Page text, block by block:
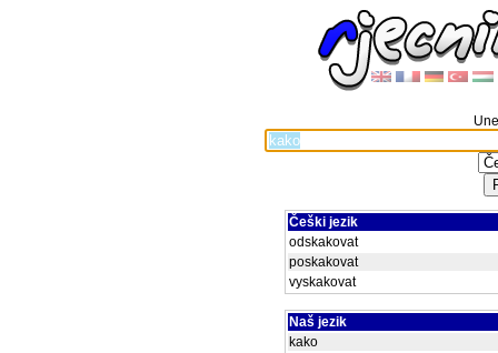
Češki jezik
odskakovat
poskakovat
vyskakovat
Naš jezik
kako